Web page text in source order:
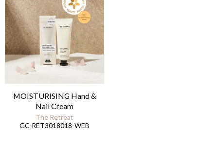
MOISTURISING Hand &
Nail Cream
The Retreat
GC-RET3018018-WEB